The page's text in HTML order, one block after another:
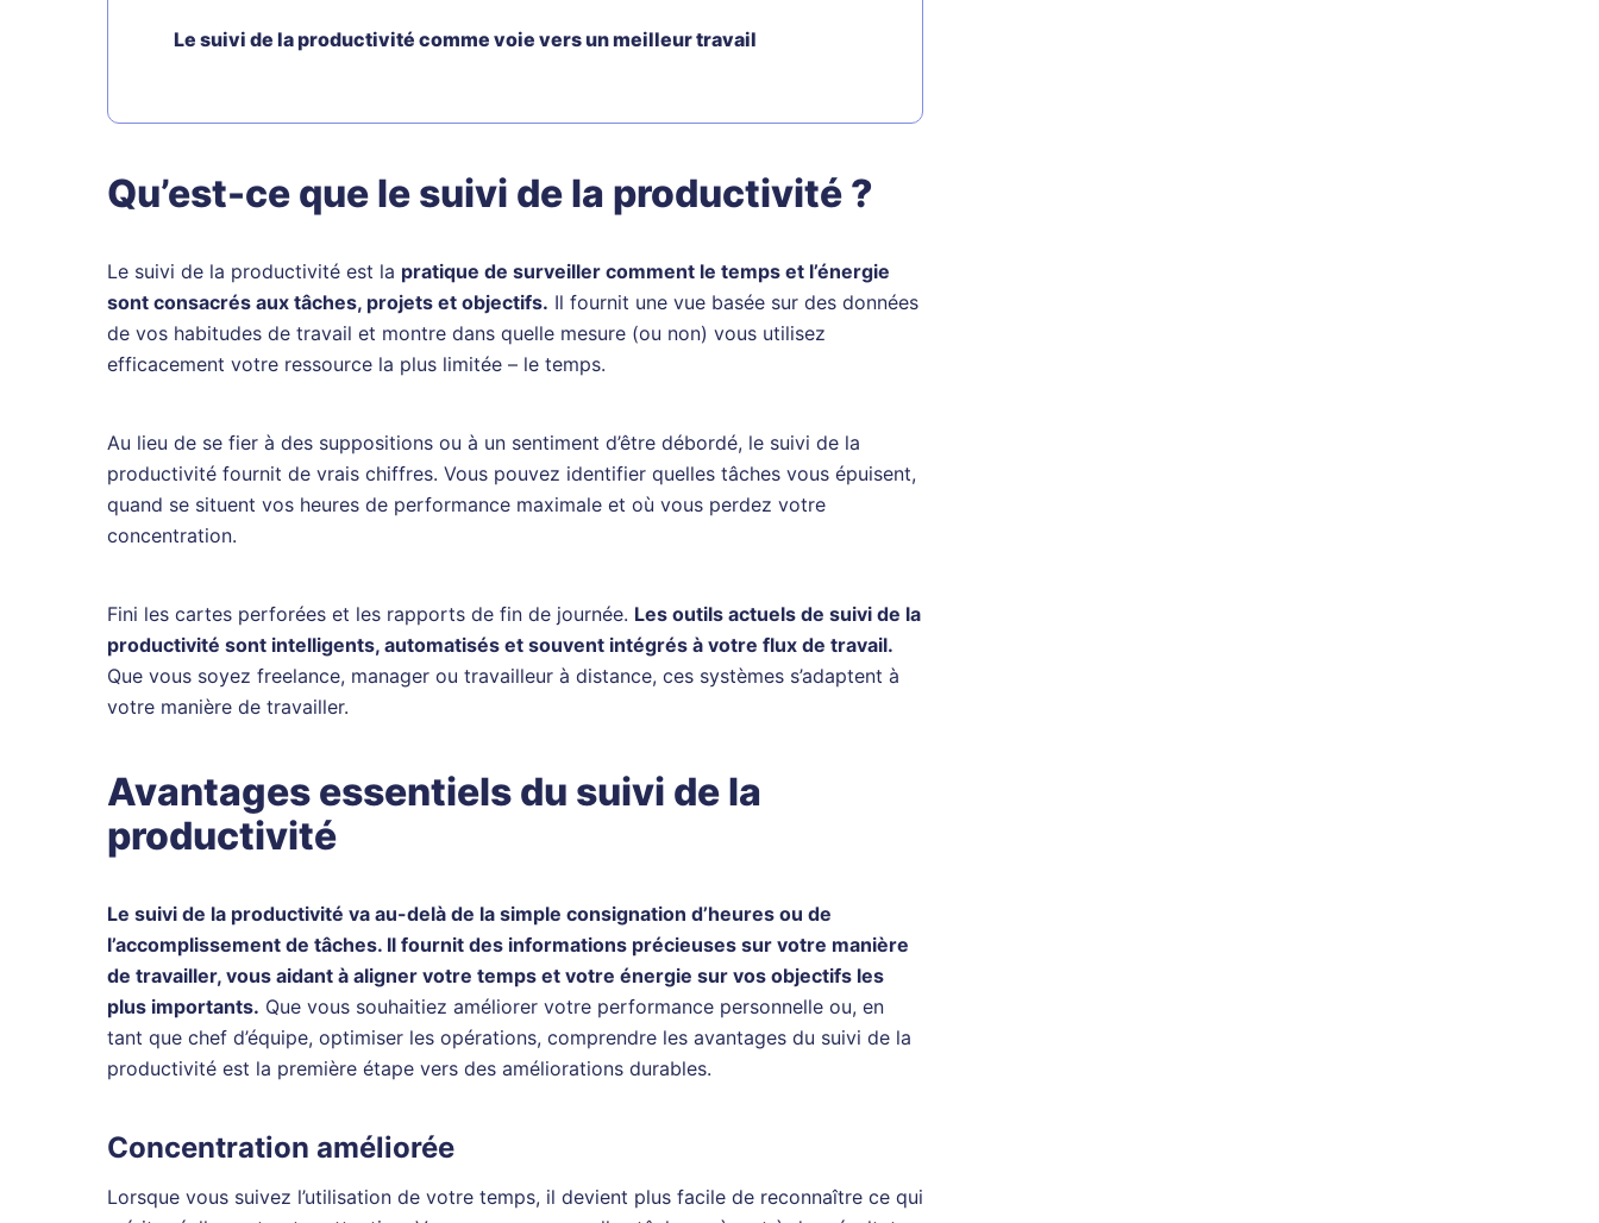
Le suivi de la productivité comme voie vers un meilleur travail
Qu’est-ce que le suivi de la productivité ?
Le suivi de la productivité est la pratique de surveiller comment le temps et l’énergie
sont consacrés aux tâches, projets et objectifs. Il fournit une vue basée sur des données
de vos habitudes de travail et montre dans quelle mesure (ou non) vous utilisez
efficacement votre ressource la plus limitée – le temps.
Au lieu de se fier à des suppositions ou à un sentiment d’être débordé, le suivi de la
productivité fournit de vrais chiffres. Vous pouvez identifier quelles tâches vous épuisent,
quand se situent vos heures de performance maximale et où vous perdez votre
concentration.
Fini les cartes perforées et les rapports de fin de journée. Les outils actuels de suivi de la
productivité sont intelligents, automatisés et souvent intégrés à votre flux de travail.
Que vous soyez freelance, manager ou travailleur à distance, ces systèmes s’adaptent à
votre manière de travailler.
Avantages essentiels du suivi de la
productivité
Le suivi de la productivité va au-delà de la simple consignation d’heures ou de
l’accomplissement de tâches. Il fournit des informations précieuses sur votre manière
de travailler, vous aidant à aligner votre temps et votre énergie sur vos objectifs les
plus importants. Que vous souhaitiez améliorer votre performance personnelle ou, en
tant que chef d’équipe, optimiser les opérations, comprendre les avantages du suivi de la
productivité est la première étape vers des améliorations durables.
Concentration améliorée
Lorsque vous suivez l’utilisation de votre temps, il devient plus facile de reconnaître ce qui